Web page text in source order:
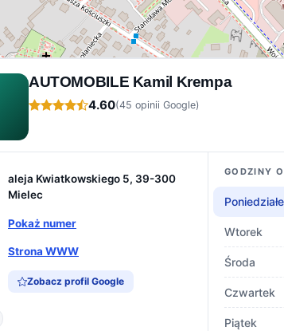
AUTOMOBILE Kamil Krempa
4.60(45 opinii Google)
aleja Kwiatkowskiego 5, 39-300
Mielec
Pokaż numer
Strona WWW
Zobacz profil Google
GODZINY
Wtorek
Środa
Czwartek
Piątek